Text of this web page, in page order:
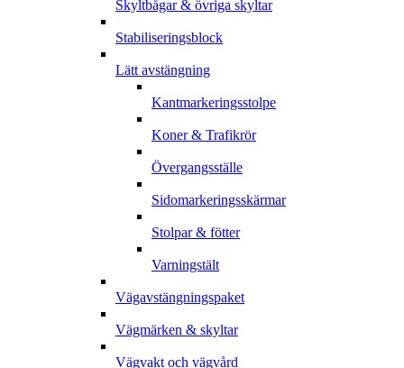
Skyltbågar & övriga skyltar
Stabiliseringsblock
Lätt avstängning
Kantmarkeringsstolpe
Koner & Trafikrör
Övergangsställe
Sidomarkeringsskärmar
Stolpar & fötter
Varningstält
Vägavstängningspaket
Vägmärken & skyltar
Vägvakt och vägvård